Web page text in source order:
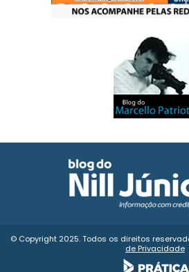
© Copyright 2025. Todos os direitos
de Privacidade